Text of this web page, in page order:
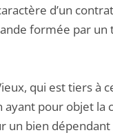
d’un
formée par un
qui est tiers à
pour objet la
un bien